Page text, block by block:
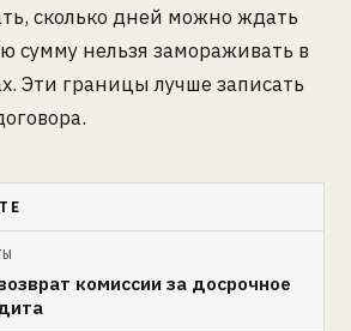
сколько дней можно ждать
сумму нельзя замораживать в
Эти границы лучше записать
комиссии за досрочное